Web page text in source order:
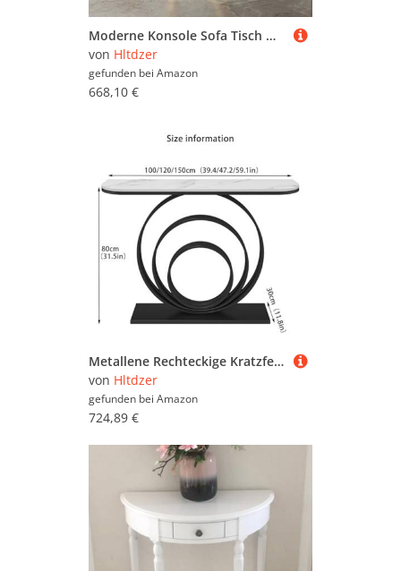
Moderne Konsole Sofa Tisch mit Geometric Metal Legs Console Console Sofa Tisch Against The Wall Hotel Long Porch Cabinet for Entrance Living Room(Gold,100 * 35 * 85CM/39,4 * 13,8 * 33,5IN)
von Hltdzer
gefunden bei Amazon
668,10 €
Metallene Rechteckige Kratzfestige Tisch mit Geometrischem Rahmen Industrieller Sofa Tisch Hinter Dem Sofa Veranda-Schrank Schmiedeeisenrahmen Akzent Eingangstisch(C,100*30*80CM/39.4*11.8*31.5IN)
von Hltdzer
gefunden bei Amazon
724,89 €